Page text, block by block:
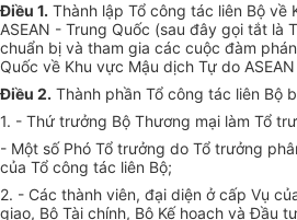
Điều 1. Thành lập Tổ công tác liên Bộ về
ASEAN - Trung Quốc (sau đây gọi tắt là
chuẩn bị và tham gia các cuộc đàm
Quốc về Khu vực Mậu dịch Tự do
Điều 2. Thành phần Tổ công tác liên Bộ
1. - Thứ trưởng Bộ Thương mại làm Tổ
- Một số Phó Tổ trưởng do Tổ trưởng
của Tổ công tác liên Bộ;
2. - Các thành viên, đại diện ở cấp Vụ
giao, Bộ Tài chính, Bộ Kế hoạch và Đầu